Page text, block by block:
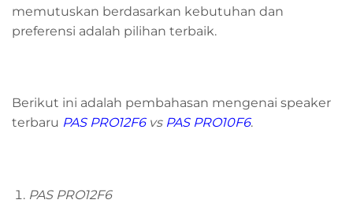
memutuskan berdasarkan kebutuhan dan
preferensi adalah pilihan terbaik.
Berikut ini adalah pembahasan mengenai speaker
terbaru PAS PRO12F6vs PAS PRO10F6.
PAS PRO12F6